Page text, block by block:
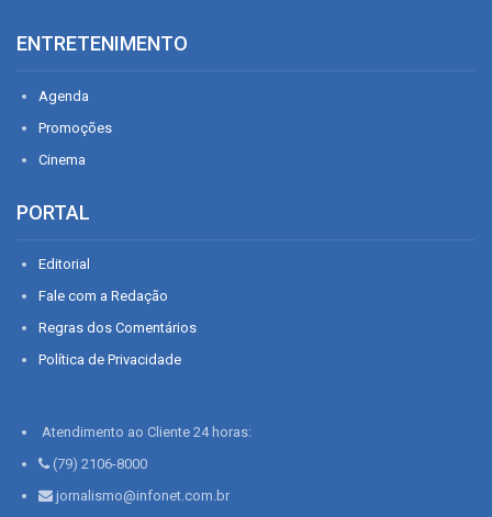
ENTRETENIMENTO
Agenda
Promoções
Cinema
PORTAL
Editorial
Fale com a Redação
Regras dos Comentários
Política de Privacidade
Atendimento ao Cliente 24 horas:
(79) 2106-8000
jornalismo@infonet.com.br